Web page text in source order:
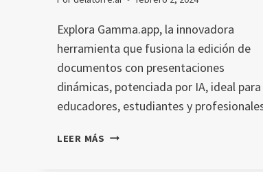
Explora Gamma.app, la innovadora
herramienta que fusiona la edición de
documentos con presentaciones
dinámicas, potenciada por IA, ideal para
educadores, estudiantes y
LEER MÁS GAMMA.APP: